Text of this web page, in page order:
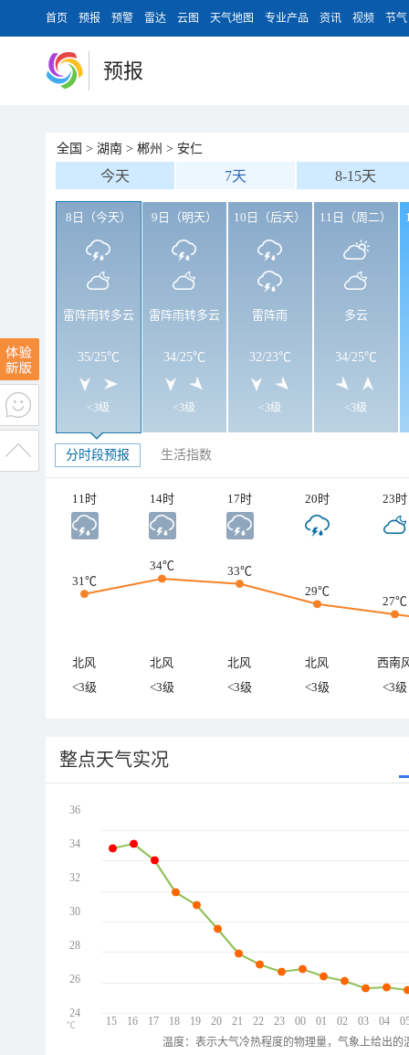
首页 预报 预警 雷达 云图 天气地图 专业产品 资讯 视频 节气
预报
全国 > 湖南 > 郴州 > 安仁
今天 7天 8-15天
8日（今天）
雷阵雨转多云
35/25℃
<3级
9日（明天）
雷阵雨转多云
34/25℃
<3级
10日（后天）
雷阵雨
32/23℃
<3级
11日（周二）
多云
34/25℃
<3级
分时段预报 生活指数
11时 14时 17时 20时 23时
31℃
34℃
33℃
29℃
27℃
北风 北风 北风 北风
西南
<3级
<3级 <3级 <3级 <3级
整点天气实况
15 16 17 18 19 20 21 22 23 00 01 02 03 04
36
34
32
30
28
26
24
℃
温度：表示大气冷热程度的物理量，气象上给出